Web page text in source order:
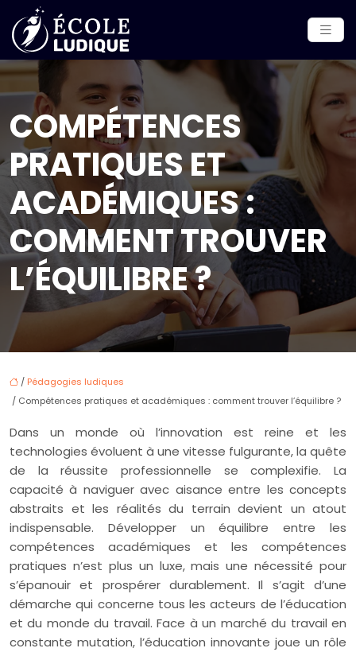
COMPÉTENCES
PRATIQUES ET
ACADÉMIQUES :
COMMENT TROUVER
L’ÉQUILIBRE ?
/ Pédagogies ludiques
/ Compétences pratiques et académiques : comment trouver l’équilibre ?
Dans un monde où l’innovation est reine et les
technologies évoluent à une vitesse fulgurante, la quête
de la réussite professionnelle se complexifie. La
capacité à naviguer avec aisance entre les concepts
abstraits et les réalités du terrain devient un atout
indispensable. Développer un équilibre entre les
compétences académiques et les compétences
pratiques n’est plus un luxe, mais une nécessité pour
s’épanouir et prospérer durablement. Il s’agit d’une
démarche qui concerne tous les acteurs de l’éducation
et du monde du travail. Face à un marché du travail en
constante mutation, l’éducation innovante joue un rôle